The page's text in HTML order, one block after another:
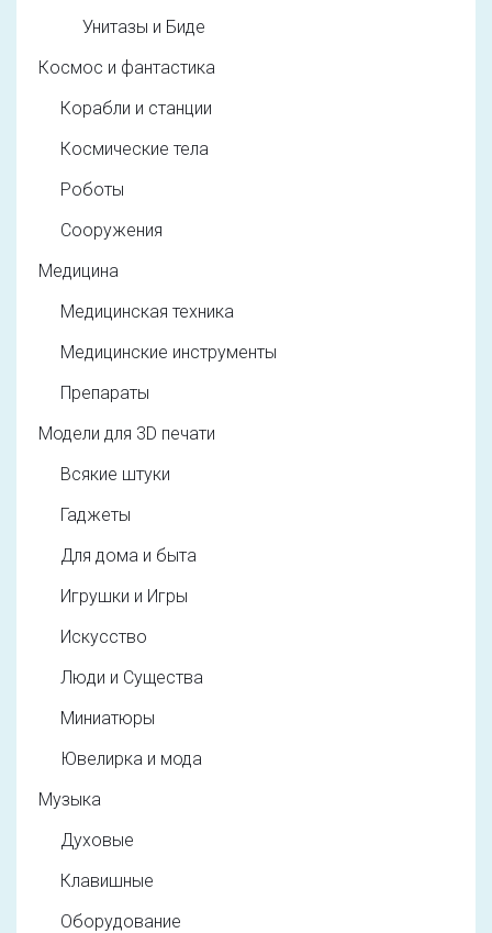
Унитазы и Биде
Космос и фантастика
Корабли и станции
Космические тела
Роботы
Сооружения
Медицина
Медицинская техника
Медицинские инструменты
Препараты
Модели для 3D печати
Всякие штуки
Гаджеты
Для дома и быта
Игрушки и Игры
Искусство
Люди и Существа
Миниатюры
Ювелирка и мода
Музыка
Духовые
Клавишные
Оборудование